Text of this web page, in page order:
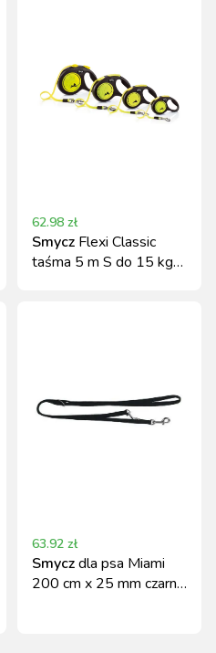
62.98 zł
Smycz Flexi Classic
taśma 5 m S do 15 kg
63.92 zł
Smyczdla psa Miami
200 cm x 25 mm czarna